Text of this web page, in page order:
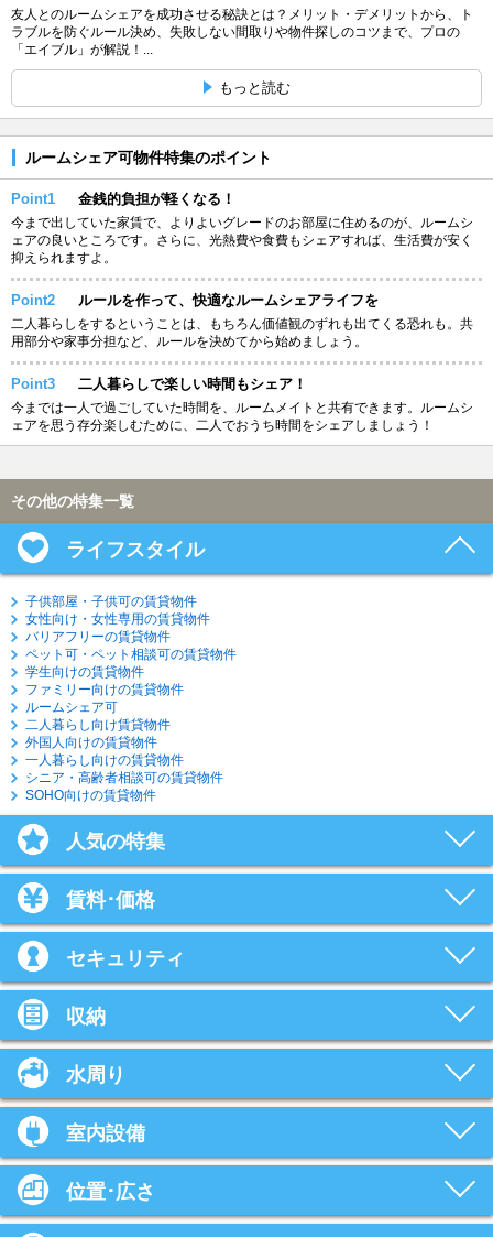
友人とのルームシェアを成功させる秘訣とは？メリット・デメリットから、ト
ラブルを防ぐルール決め、失敗しない間取りや物件探しのコツまで、プロの
「エイブル」が解説！...
もっと読む
ルームシェア可物件特集のポイント
Point1 金銭的負担が軽くなる！
今まで出していた家賃で、よりよいグレードのお部屋に住めるのが、ルームシ
ェアの良いところです。さらに、光熱費や食費もシェアすれば、生活費が安く
抑えられますよ。
Point2 ルールを作って、快適なルームシェアライフを
二人暮らしをするということは、もちろん価値観のずれも出てくる恐れも。共
用部分や家事分担など、ルールを決めてから始めましょう。
Point3 二人暮らしで楽しい時間もシェア！
今までは一人で過ごしていた時間を、ルームメイトと共有できます。ルームシ
ェアを思う存分楽しむために、二人でおうち時間をシェアしましょう！
その他の特集一覧
ライフスタイル
子供部屋・子供可の賃貸物件
女性向け・女性専用の賃貸物件
バリアフリーの賃貸物件
ペット可・ペット相談可の賃貸物件
学生向けの賃貸物件
ファミリー向けの賃貸物件
ルームシェア可
二人暮らし向け賃貸物件
外国人向けの賃貸物件
一人暮らし向けの賃貸物件
シニア・高齢者相談可の賃貸物件
SOHO向けの賃貸物件
人気の特集
賃料･価格
セキュリティ
収納
水周り
室内設備
位置･広さ